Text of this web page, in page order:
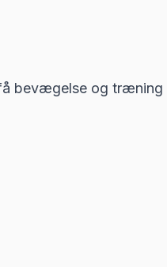
bevægelse og